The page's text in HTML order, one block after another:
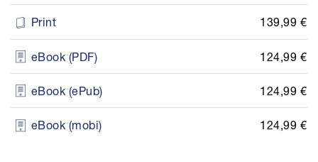
Print 139,99 €
eBook (PDF) 124,99 €
eBook (ePub) 124,99 €
eBook (mobi) 124,99 €